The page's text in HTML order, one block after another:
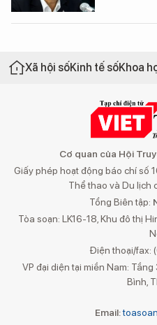
Xã hội sốKinh tế sốKhoa
Cơ quan của Hội
Giấy phép hoạt động báo chí số
Thể thao và Du lịch
Tổng Biên tập:
Tòa soạn: LK16-18, Khu đô thị
Điện thoại/fax:
VP đại diện tại miền Nam:
Bình,
Email: